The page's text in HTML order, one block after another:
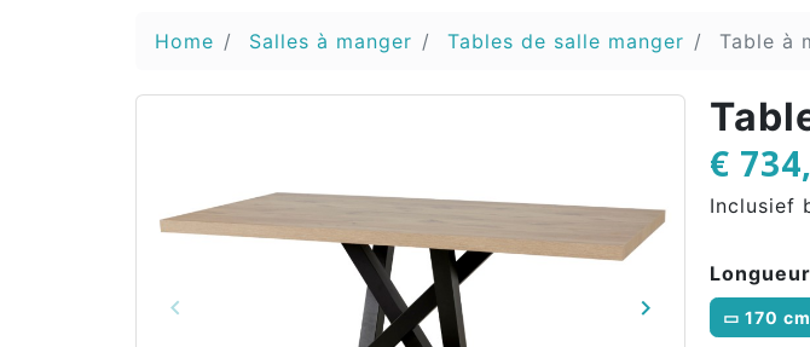
Home Salles à manger Tables de salle manger Table à
Vorige
keyboard_arrow_left Volgende
keyboard_arrow_right
€
Inclusief
▭ 170 cm